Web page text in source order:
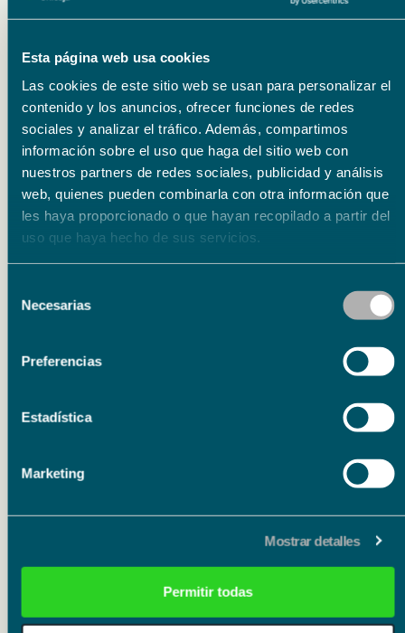
Esta página web usa cookies
Las cookies de este sitio web se usan para personalizar el
contenido y los anuncios, ofrecer funciones de redes
sociales y analizar el tráfico. Además, compartimos
información sobre el uso que haga del sitio web con
nuestros partners de redes sociales, publicidad y análisis
web, quienes pueden combinarla con otra información que
les haya proporcionado o que hayan recopilado a partir del
uso que haya hecho de sus servicios.
Necesarias
Preferencias
Estadística
Marketing
Mostrar detalles
Permitir todas
Eventos relacionados
Literatura
15.09.26
Presentación del libro ‘Poema de horas bajas’ de
10.09.26